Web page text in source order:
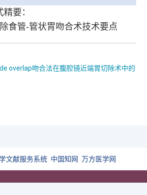
要：
食管-管状胃吻合术技术要点
overlap吻合法在腹腔镜近端胃切除术中的
文献服务系统 中国知网 万方医学网